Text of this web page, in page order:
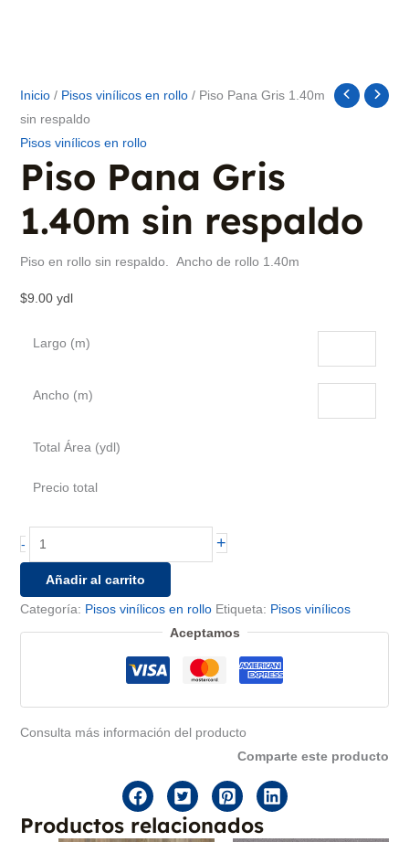
Inicio/ Pisos vinílicos en rollo/ Piso Pana Gris 1.40m
sin respaldo
Pisos vinílicos en rollo
Piso Pana Gris
1.40m sin respaldo
Piso en rollo sin respaldo. Ancho de rollo 1.40m
$9.00ydl
Largo (m)
Ancho (m)
Total Área (ydl)
Precio total
-
Piso
Pana
Gris
1.40m
sin
+
Añadir al carrito
Categoría: Pisos vinílicos en rollo Etiqueta: Pisos vinílicos
Aceptamos
Consulta más información del producto
Comparte este producto
Productos relacionados